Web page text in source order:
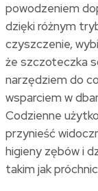
powodzeniem
dzięki różnym
czyszczenie,
że szczoteczka
narzędziem do
wsparciem w
Codzienne
przynieść
higieny zębów i
takim jak